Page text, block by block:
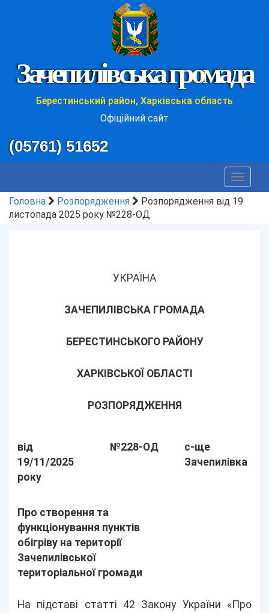
Зачепилівська громада
Берестинський район, Харківська область
Офіційний сайт
(05761) 51652
Toggle
Головна
Розпорядження
Розпорядження від 19
листопада 2025 року №228-ОД
УКРАЇНА
ЗАЧЕПИЛІВСЬКА ГРОМАДА
БЕРЕСТИНСЬКОГО РАЙОНУ
ХАРКІВСЬКОЇ ОБЛАСТІ
РОЗПОРЯДЖЕННЯ
від
19/11/2025
року
№228-ОД
с-ще
Зачепилівка
Про створення та
функціонування пунктів
обігріву на території
Зачепилівської
територіальної громади
На підставі статті 42 Закону України «Про